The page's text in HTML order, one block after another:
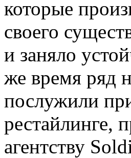
которые
своего
и заняло
же время ряд
послужили
рестайлинге,
агентству